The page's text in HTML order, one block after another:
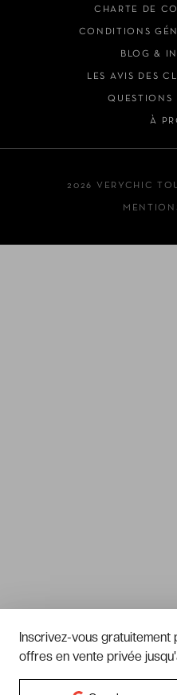
CHARTE DE
CONDITIONS
BLOG &
LES AVIS DES
QUESTIONS
À
2026 VERYCHIC
Inscrivez-vous
offres en vente privée